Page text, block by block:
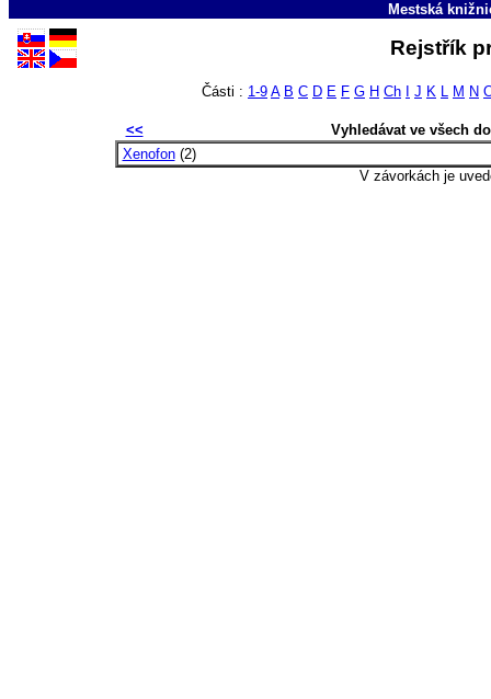
Mestská
Rejstřík
Části : 1-9 A B C D E F G H Ch J K L M N
<<
Vyhledávat ve všech
Xenofon(2)
V závorkách je